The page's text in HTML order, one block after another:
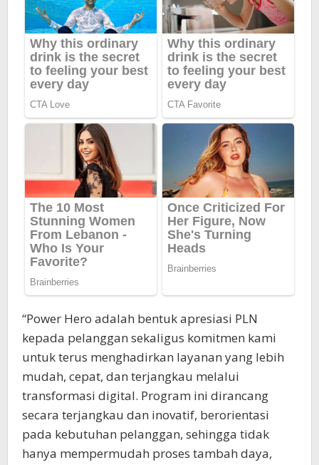
“Power Hero adalah bentuk apresiasi PLN
kepada pelanggan sekaligus komitmen kami
untuk terus menghadirkan layanan yang lebih
mudah, cepat, dan terjangkau melalui
transformasi digital. Program ini dirancang
secara terjangkau dan inovatif, berorientasi
pada kebutuhan pelanggan, sehingga tidak
hanya mempermudah proses tambah daya,